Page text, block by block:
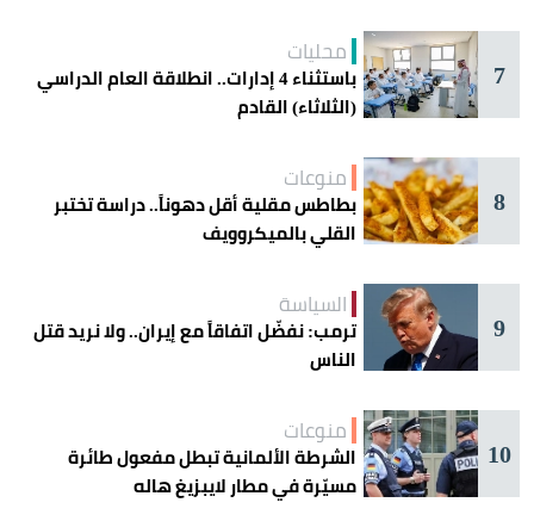
7
محليات
باستثناء 4 إدارات.. انطلاقة العام الدراسي
(الثلاثاء) القادم
8
منوعات
بطاطس مقلية أقل دهوناً.. دراسة تختبر
القلي بالميكروويف
9
السياسة
ترمب: نفضّل اتفاقاً مع إيران.. ولا نريد قتل
الناس
10
منوعات
الشرطة الألمانية تبطل مفعول طائرة
مسيّرة في مطار لايبزيغ هاله